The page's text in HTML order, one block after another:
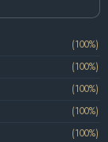
(100%)
(100%)
(100%)
(100%)
(100%)